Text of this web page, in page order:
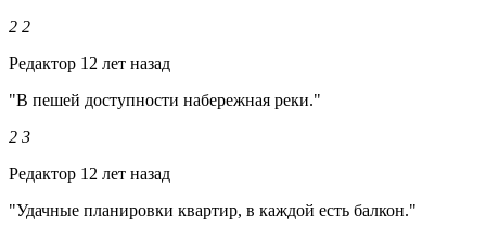
2 2
Редактор 12 лет назад
"В пешей доступности набережная реки."
2 3
Редактор 12 лет назад
"Удачные планировки квартир, в каждой есть балкон."